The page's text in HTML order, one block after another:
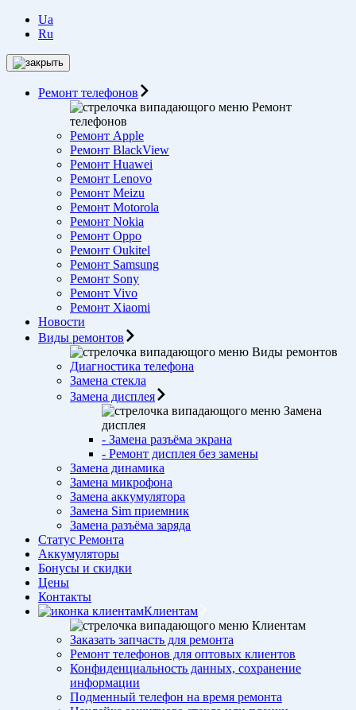
Ua
Ru
Ремонт телефонов
Ремонт
телефонов
Ремонт Apple
Ремонт BlackView
Ремонт Huawei
Ремонт Lenovo
Ремонт Meizu
Ремонт Motorоla
Ремонт Nokia
Ремонт Oppo
Ремонт Oukitel
Ремонт Samsung
Ремонт Sony
Ремонт Vivo
Ремонт Xiaomi
Новости
Виды ремонтов
Виды ремонтов
Диагностика телефона
Замена стекла
Замена дисплея
Замена
дисплея
- Замена разъёма экрана
- Ремонт дисплея без замены
Замена динамика
Замена микрофона
Замена аккумулятора
Замена Sim приемник
Замена разъёма заряда
Статус Ремонта
Аккумуляторы
Бонусы и скидки
Цены
Контакты
Клиентам
Клиентам
Заказать запчасть для ремонта
Ремонт телефонов для оптовых клиентов
Конфиденциальность данных, сохранение
информации
Подменный телефон на время ремонта